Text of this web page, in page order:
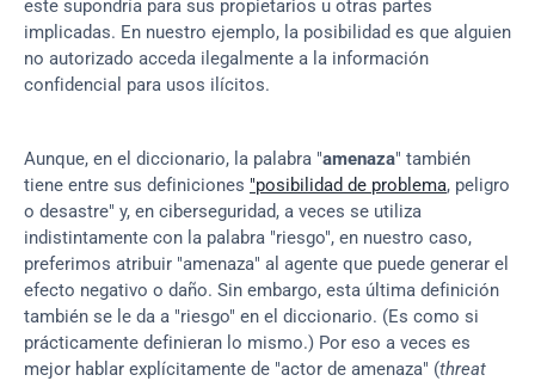
este supondría para sus propietarios u otras partes
implicadas. En nuestro ejemplo, la posibilidad es que alguien
no autorizado acceda ilegalmente a la información
confidencial para usos ilícitos.
Aunque, en el diccionario, la palabra "amenaza" también
tiene entre sus definiciones "posibilidad de problema, peligro
o desastre" y, en ciberseguridad, a veces se utiliza
indistintamente con la palabra "riesgo", en nuestro caso,
preferimos atribuir "amenaza" al agente que puede generar el
efecto negativo o daño. Sin embargo, esta última definición
también se le da a "riesgo" en el diccionario. (Es como si
prácticamente definieran lo mismo.) Por eso a veces es
mejor hablar explícitamente de "actor de amenaza" (threat